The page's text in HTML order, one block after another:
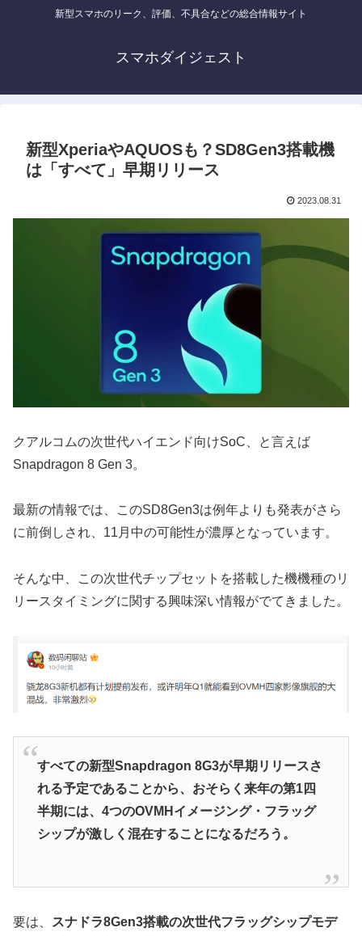
新型スマホのリーク、評価、不具合などの総合情報サイト
スマホダイジェスト
新型XperiaやAQUOSも？SD8Gen3搭載機
は「すべて」早期リリース
2023.08.31
クアルコムの次世代ハイエンド向けSoC、と言えば
Snapdragon 8 Gen 3。
最新の情報では、このSD8Gen3は例年よりも発表がさら
に前倒しされ、11月中の可能性が濃厚となっています。
そんな中、この次世代チップセットを搭載した機機種のリ
リースタイミングに関する興味深い情報がでてきました。
すべての新型Snapdragon 8G3が早期リリースさ
れる予定であることから、おそらく来年の第1四
半期には、4つのOVMHイメージング・フラッグ
シップが激しく混在することになるだろう。
要は、
スナドラ8Gen3搭載の次世代フラッグシップモデ